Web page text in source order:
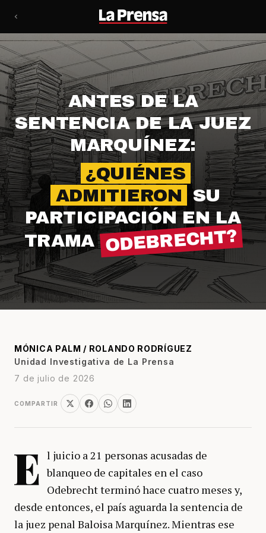
ANTES DE LA
SENTENCIA DE LA JUEZ
MARQUÍNEZ:
¿QUIÉNES
ADMITIERON
SU
PARTICIPACIÓN EN LA
TRAMA ODEBRECHT?
MÓNICA PALM / ROLANDO RODRÍGUEZ
Unidad Investigativa de La Prensa
7 de julio de 2026
COMPARTIR
E l juicio a 21 personas acusadas de
blanqueo de capitales en el caso
Odebrecht terminó hace cuatro meses y,
desde entonces, el país aguarda la sentencia de
la juez penal Baloisa Marquínez. Mientras ese